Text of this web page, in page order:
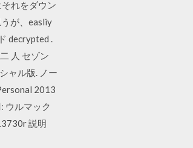
れをダウン
が、easliy
decrypted .
人 セゾン
ャル版. ノー
2013
ウルマック
説明